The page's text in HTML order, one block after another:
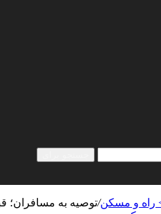
> راه و مسکن/توصیه به مسافران؛